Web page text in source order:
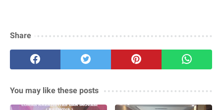
Share
You may like these posts